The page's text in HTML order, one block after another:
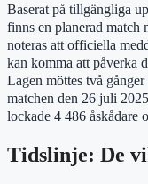
Baserat på tillgängliga
finns en planerad match
noteras att officiella
kan komma att påverka
Lagen möttes två
matchen den 26 juli
lockade 4 486 åskådare
Tidslinje: De